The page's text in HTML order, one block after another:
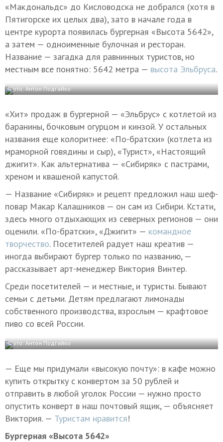
«Макдональдс» до Кисловодска не добрался (хотя в
Пятигорске их целых два), зато в начале года в
центре курорта появилась бургерная «Высота 5642»,
а затем — одноименные булочная и ресторан.
Название — загадка для равнинных туристов, но
местным все понятно: 5642 метра — высота Эльбруса.
Фото: Антон Подгайко
«Хит» продаж в бургерной — «Эльбрус» с котлетой из
баранины, бочковым огурцом и кинзой. У остальных
названия еще колоритнее: «По-братски» (котлета из
мраморной говядины и сыр), «Турист», «Настоящий
джигит». Как альтернатива — «Сибиряк» с пастрами,
хреном и квашеной капустой.
— Название «Сибиряк» и рецепт предложил наш шеф-
повар Макар Калашников — он сам из Сибири. Кстати,
здесь много отдыхающих из северных регионов — они
оценили. «По-братски», «Джигит» — командное
творчество. Посетителей радует наш креатив —
иногда выбирают бургер только по названию, —
рассказывает арт-менеджер Виктория Винтер.
Среди посетителей — и местные, и туристы. Бывают
семьи с детьми. Детям предлагают лимонады
собственного производства, взрослым — крафтовое
пиво со всей России.
Фото: Антон Подгайко
— Еще мы придумали «высокую почту»: в кафе можно
купить открытку с конвертом за 50 рублей и
отправить в любой уголок России — нужно просто
опустить конверт в наш почтовый ящик, — объясняет
Виктория. — Туристам нравится!
Бургерная «Высота 5642»